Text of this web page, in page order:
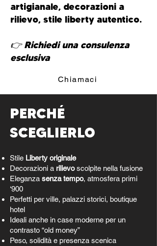
artigianale, decorazioni a
rilievo, stile liberty autentico.
👉 Richiedi una consulenza
esclusiva
Chiamaci
PERCHÉ
SCEGLIERLO
Stile Liberty originale
Decorazioni a rilievoscolpite nella fusione
Eleganza senza tempo, atmosfera primi
‘900
Perfetti per ville, palazzi storici, boutique
hotel
Ideali anche in case moderne per un
contrasto “old money”
Peso, solidità e presenza scenica